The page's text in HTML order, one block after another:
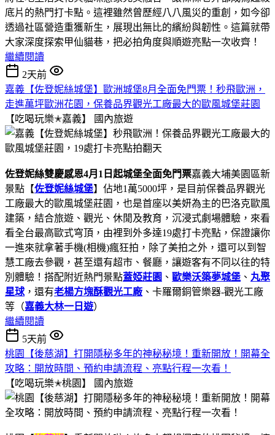
底片的熱門打卡點。這裡雖然曾歷經八八風災的重創，如今卻
透過社區營造重獲新生，展現出無比的繽紛與韌性。這篇就帶
大家深度探索甲仙貓巷，把必拍角度與順遊亮點一次收齊！
繼續閱讀
2天前
嘉義【佐登妮絲城堡】歐洲城堡8月全面免門票！秒飛歐洲，
走進萬坪歐洲花園，保養品界觀光工廠最大的歐風城堡莊園
【吃喝玩樂✭嘉義】
國內旅遊
佐登妮絲雙慶感恩4月1日起城堡全面免門票嘉義大埔美園區新
景點【佐登妮絲城堡】佔地1萬5000坪，是目前保養品界觀光
工廠最大的歐風城堡莊園，也是首座以美妍為主的巴洛克歐風
建築，結合旅遊、觀光、休閒及教育，沉浸式劇場體驗，來看
看全台最高歐式穹頂，由裡到外多達19處打卡亮點，保證讓你
一進來就拿著手機(相機)瘋狂拍，除了美拍之外，還可以到智
慧工廠去參觀，甚至還有超市、餐廳，讓遊客有不同以往的特
別體驗！搭配附近熱門景點蓋婭莊園 、 歐樂沃築夢城堡 、 丸聚
星球 ，還有老楊方塊酥觀光工廠 、卡羅爾銅管樂器-觀光工廠
等（嘉義大林一日遊）
繼續閱讀
5天前
桃園【後慈湖】打開隱秘多年的神秘秘境！重新開放！開幕全
攻略：開放時間、預約申請流程、亮點行程一次看！
【吃喝玩樂✭桃園】
國內旅遊